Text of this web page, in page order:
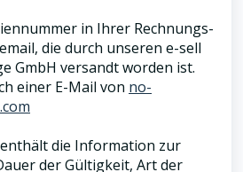
in Ihrer Rechnungs-
die durch unseren e-sell
GmbH versandt worden ist.
einer E-Mail von no-
die Information zur
der Gültigkeit, Art der